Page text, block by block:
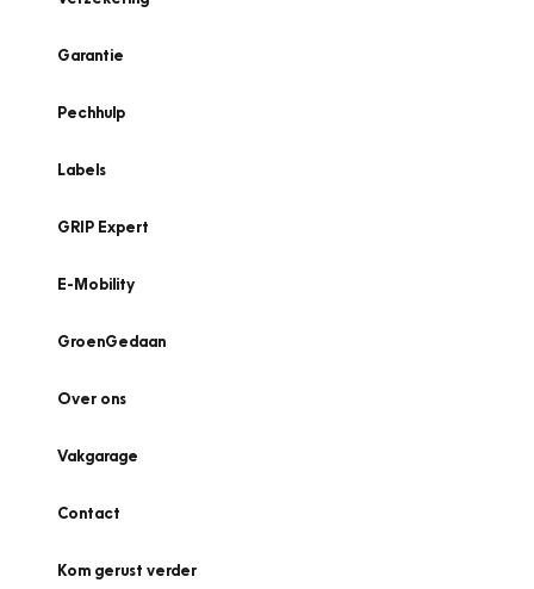
Garantie
Pechhulp
Labels
GRIP Expert
E-Mobility
GroenGedaan
Over ons
Vakgarage
Contact
Kom gerust verder